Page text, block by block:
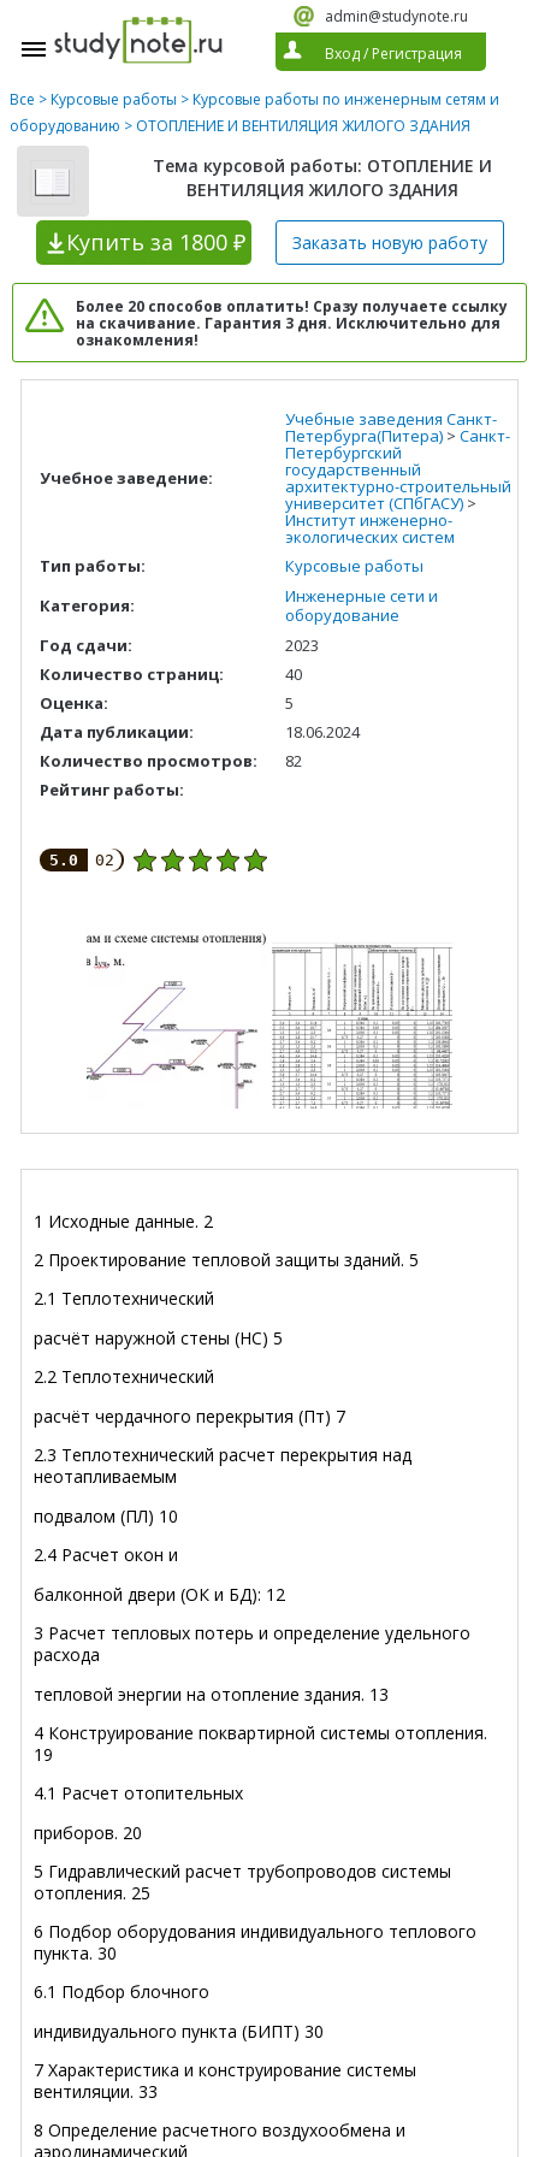
admin@studynote.ru
Вход/ Регистрация
Все >Курсовые работы >Курсовые работы по инженерным сетям и
оборудованию > ОТОПЛЕНИЕ И ВЕНТИЛЯЦИЯ ЖИЛОГО ЗДАНИЯ
Тема курсовой работы: ОТОПЛЕНИЕ И
ВЕНТИЛЯЦИЯ ЖИЛОГО ЗДАНИЯ
Купить за 1800 ₽ Заказать новую работу
Более 20 способов оплатить! Сразу получаете ссылку
на скачивание. Гарантия 3 дня. Исключительно для
ознакомления!
Учебное заведение:
Учебные заведения Санкт-
Петербурга(Питера) > Санкт-
Петербургский
государственный
архитектурно-строительный
университет (СПбГАСУ) >
Институт инженерно-
экологических систем
Тип работы:
Курсовые работы
Категория:
Инженерные сети и
оборудование
Год сдачи:
2023
Количество страниц:
40
Оценка:
5
Дата публикации:
18.06.2024
Количество просмотров:
82
Рейтинг работы:
5.0 02
1 Исходные данные. 2
2 Проектирование тепловой защиты зданий. 5
2.1 Теплотехнический
расчёт наружной стены (НС) 5
2.2 Теплотехнический
расчёт чердачного перекрытия (Пт) 7
2.3 Теплотехнический расчет перекрытия над
неотапливаемым
подвалом (ПЛ) 10
2.4 Расчет окон и
балконной двери (ОК и БД): 12
3 Расчет тепловых потерь и определение удельного
расхода
тепловой энергии на отопление здания. 13
4 Конструирование поквартирной системы отопления.
19
4.1 Расчет отопительных
приборов. 20
5 Гидравлический расчет трубопроводов системы
отопления. 25
6 Подбор оборудования индивидуального теплового
пункта. 30
6.1 Подбор блочного
индивидуального пункта (БИПТ) 30
7 Характеристика и конструирование системы
вентиляции. 33
8 Определение расчетного воздухообмена и
аэродинамический